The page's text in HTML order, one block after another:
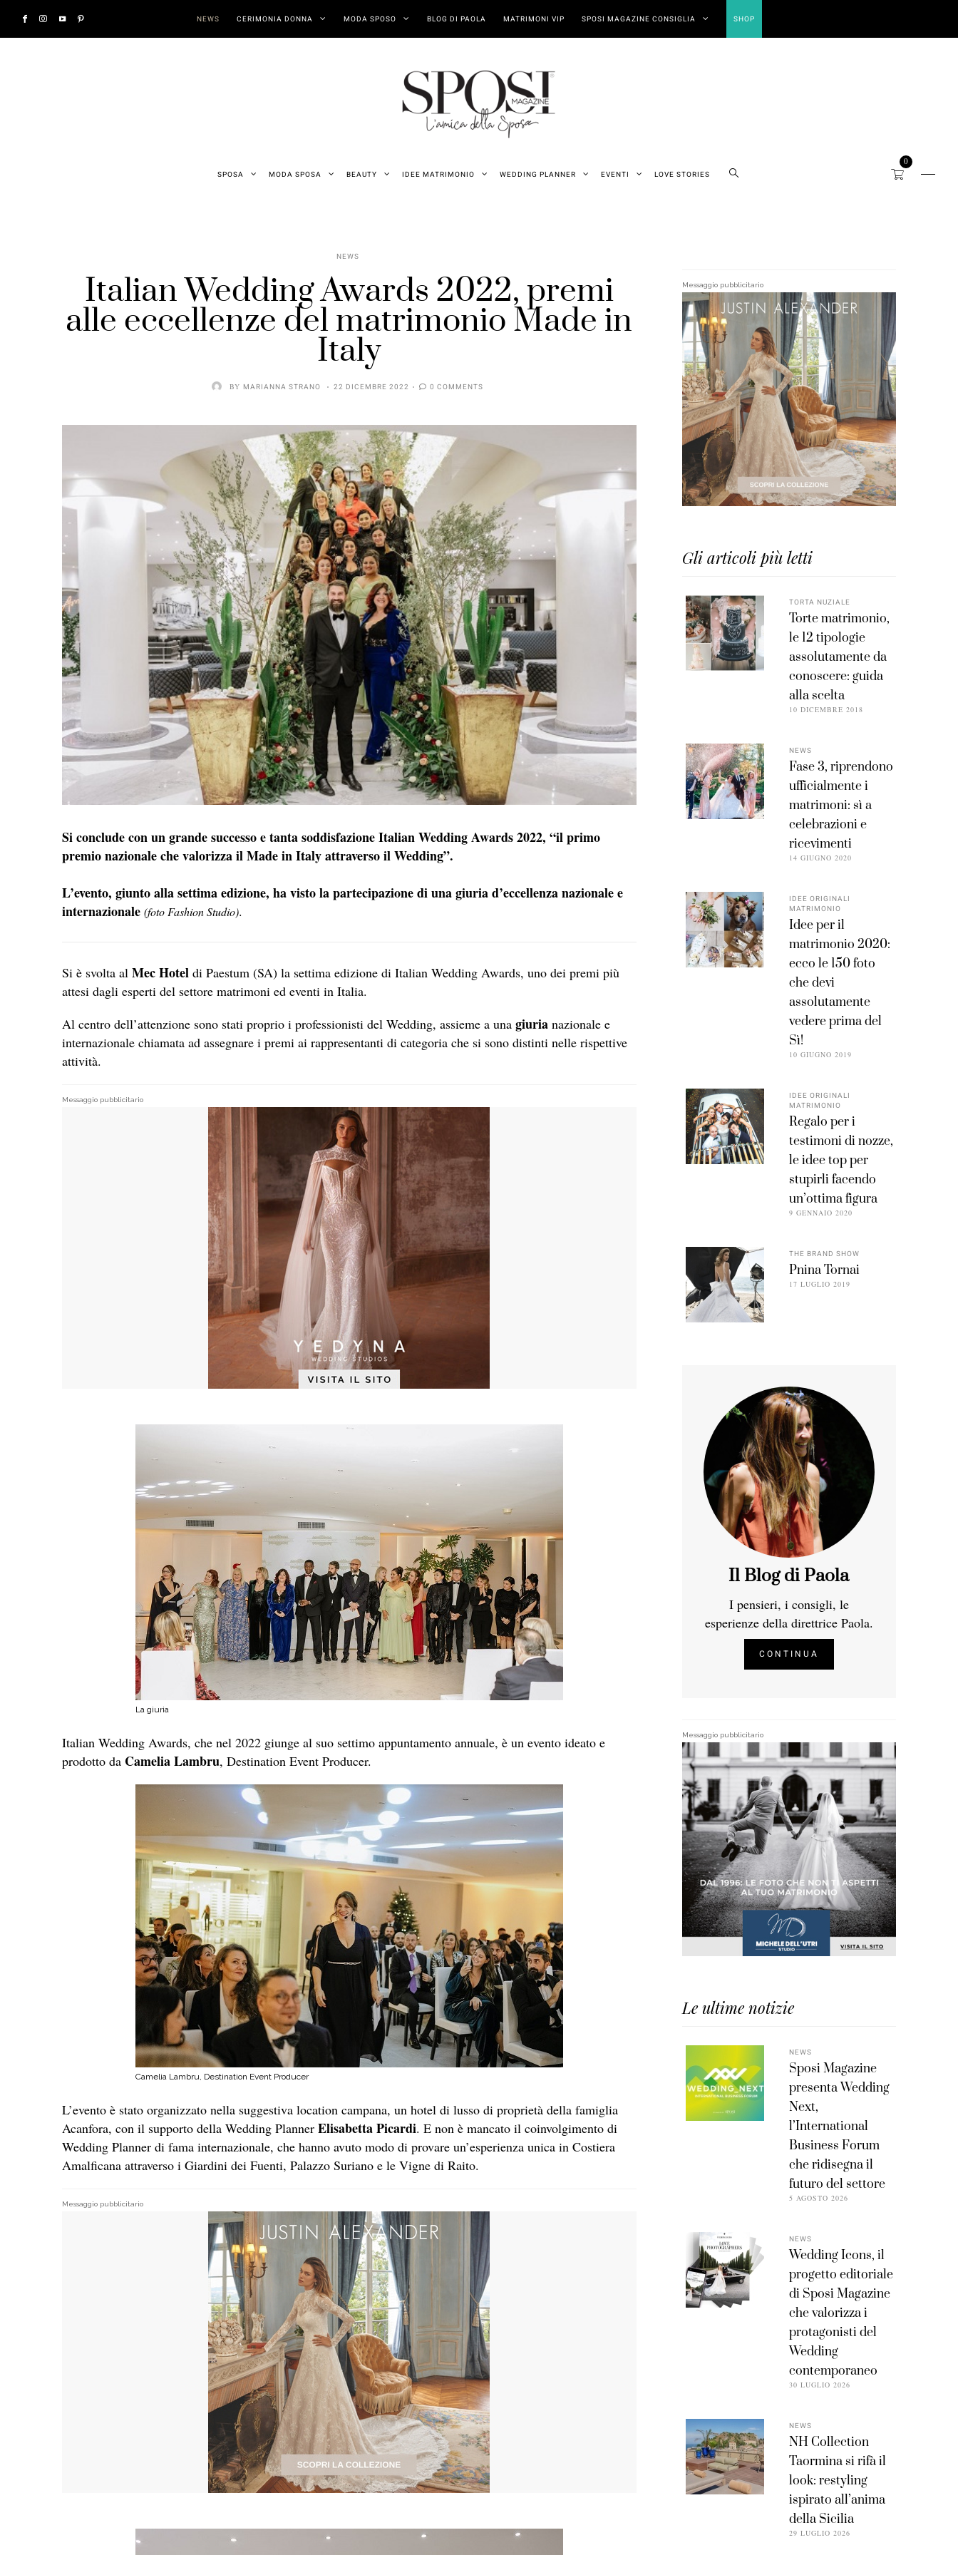
NEWS CERIMONIA DONNA MODA SPOSO BLOG DI PAOLA MATRIMONI VIP SPOSI MAGAZINE CONSIGLIA SHOP
SPOSA MODA SPOSA BEAUTY IDEE MATRIMONIO WEDDING PLANNER EVENTI LOVE STORIES
0
NEWS
Italian Wedding Awards 2022, premi
alle eccellenze del matrimonio Made in
Italy
BY MARIANNA STRANO 22 DICEMBRE 2022 0 COMMENTS
Si conclude con un grande successo e tanta soddisfazione Italian Wedding Awards 2022, “il primo
premio nazionale che valorizza il Made in Italy attraverso il Wedding”.
L’evento, giunto alla settima edizione, ha visto la partecipazione di una giuria d’eccellenza nazionale e
internazionale (foto Fashion Studio).
Si è svolta al Mec Hotel di Paestum (SA) la settima edizione di Italian Wedding Awards, uno dei premi più
attesi dagli esperti del settore matrimoni ed eventi in Italia.
Al centro dell’attenzione sono stati proprio i professionisti del Wedding, assieme a una giuria nazionale e
internazionale chiamata ad assegnare i premi ai rappresentanti di categoria che si sono distinti nelle rispettive
attività.
Messaggio pubblicitario
La giuria
Italian Wedding Awards, che nel 2022 giunge al suo settimo appuntamento annuale, è un evento ideato e
prodotto da Camelia Lambru, Destination Event Producer.
Camelia Lambru, Destination Event Producer
L’evento è stato organizzato nella suggestiva location campana, un hotel di lusso di proprietà della famiglia
Acanfora, con il supporto della Wedding Planner Elisabetta Picardi. E non è mancato il coinvolgimento di
Wedding Planner di fama internazionale, che hanno avuto modo di provare un’esperienza unica in Costiera
Amalficana attraverso i Giardini dei Fuenti, Palazzo Suriano e le Vigne di Raito.
Messaggio pubblicitario
Messaggio pubblicitario
Gli articoli più letti
TORTA NUZIALE
Torte matrimonio,
le 12 tipologie
assolutamente da
conoscere: guida
alla scelta
10 DICEMBRE 2018
NEWS
Fase 3, riprendono
ufficialmente i
matrimoni: sì a
celebrazioni e
ricevimenti
14 GIUGNO 2020
IDEE ORIGINALI
MATRIMONIO
Idee per il
matrimonio 2020:
ecco le 150 foto
che devi
assolutamente
vedere prima del
Sì!
10 GIUGNO 2019
IDEE ORIGINALI
MATRIMONIO
Regalo per i
testimoni di nozze,
le idee top per
stupirli facendo
un’ottima figura
9 GENNAIO 2020
THE BRAND SHOW
Pnina Tornai
17 LUGLIO 2019
Il Blog di Paola
I pensieri, i consigli, le
esperienze della direttrice Paola.
CONTINUA
Messaggio pubblicitario
Le ultime notizie
NEWS
Sposi Magazine
presenta Wedding
Next,
l’International
Business Forum
che ridisegna il
futuro del settore
5 AGOSTO 2026
NEWS
Wedding Icons, il
progetto editoriale
di Sposi Magazine
che valorizza i
protagonisti del
Wedding
contemporaneo
30 LUGLIO 2026
NEWS
NH Collection
Taormina si rifà il
look: restyling
ispirato all’anima
della Sicilia
29 LUGLIO 2026